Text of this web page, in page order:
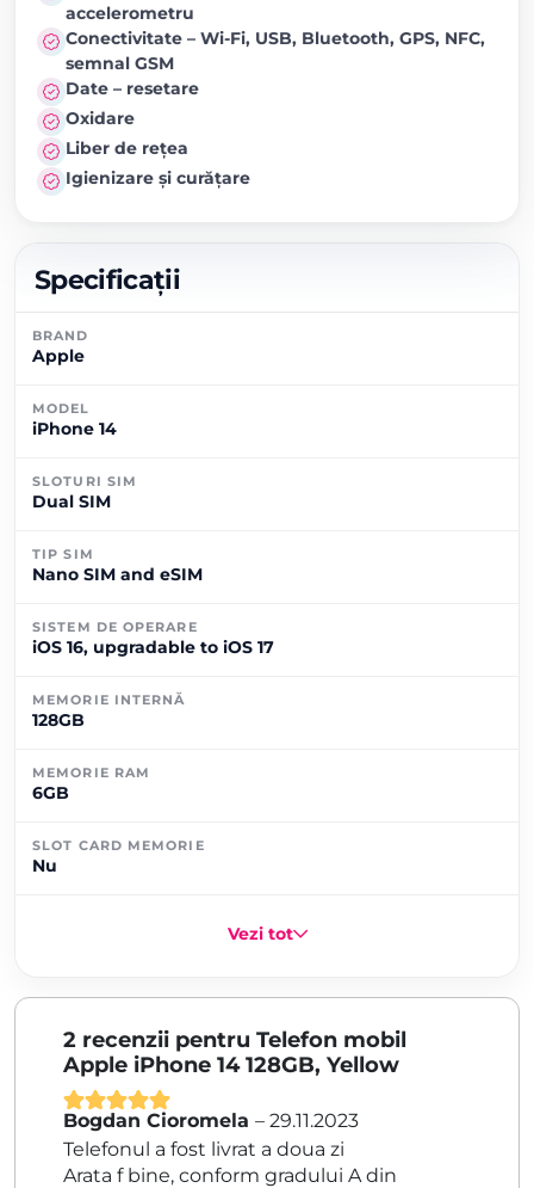
accelerometru
Conectivitate – Wi-Fi, USB, Bluetooth, GPS, NFC,
semnal GSM
Date – resetare
Oxidare
Liber de rețea
Igienizare și curățare
Specificații
BRAND
Apple
MODEL
iPhone 14
SLOTURI SIM
Dual SIM
TIP SIM
Nano SIM and eSIM
SISTEM DE OPERARE
iOS 16, upgradable to iOS 17
MEMORIE INTERNĂ
128GB
MEMORIE RAM
6GB
SLOT CARD MEMORIE
Nu
Vezi tot
2 recenzii pentru Telefon mobil
Apple iPhone 14 128GB, Yellow
Evaluat la5
din 5
Bogdan Cioromela – 29.11.2023
Telefonul a fost livrat a doua zi
Arata f bine, conform gradului A din